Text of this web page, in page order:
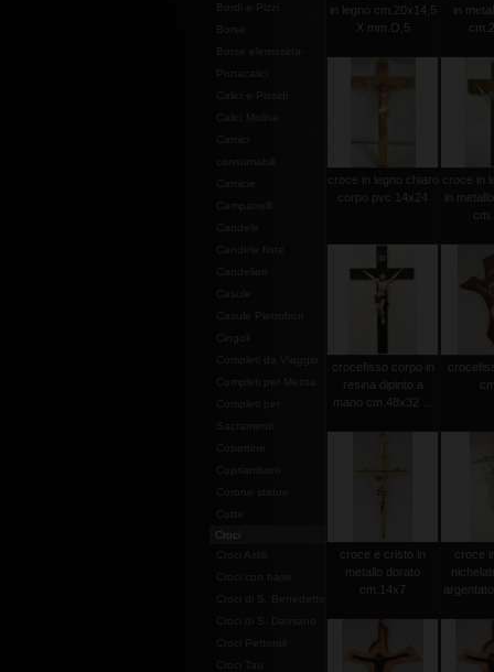
Bordi e Pizzi
Borse
Borse elemosina-
Portacalici
Calici e Pissidi
Calici Molina
Campanelli
Candele
Candele finte
Candelieri
Casule
Casule Pietrobon
Cingoli
Completi da Viaggio
Completi per Messa
Completi per
Sacramenti
Copertine
Copriamboni
Corone statue
Cotte
Croci
Croci Astili
Croci con base
Croci di S. Benedetto
Croci di S. Damiano
Croci Pettorali
Croci Tau
in legno cm.20x14,5
X mm.O,5
in
croce in legno chiaro
corpo pvc 14x24
croce in
in
crocefisso corpo in
resina dipinto a
mano cm.48x32 ...
croce e cristo in
metallo dorato
cm.14x7
croce